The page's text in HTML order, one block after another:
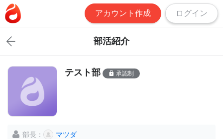
アカウント作成 ログイン
部活紹介
テスト部 承認制
部長： マツダ